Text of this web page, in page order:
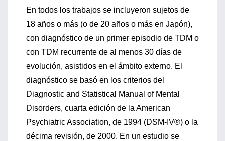
En todos los trabajos se incluyeron sujetos de
18 años o más (o de 20 años o más en Japón),
con diagnóstico de un primer episodio de TDM o
con TDM recurrente de al menos 30 días de
evolución, asistidos en el ámbito externo. El
diagnóstico se basó en los criterios del
Diagnostic and Statistical Manual of Mental
Disorders, cuarta edición de la American
Psychiatric Association, de 1994 (DSM-IV®) o la
décima revisión, de 2000. En un estudio se